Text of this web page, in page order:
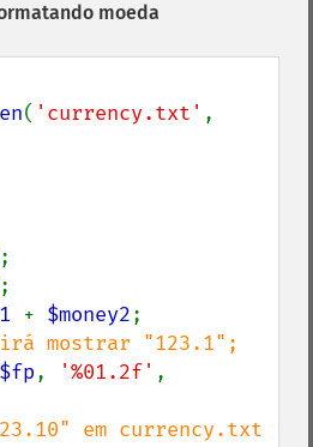
moeda
( 'currency.txt'
+ $money2
$fp, '%01.2f'
em currency.txt